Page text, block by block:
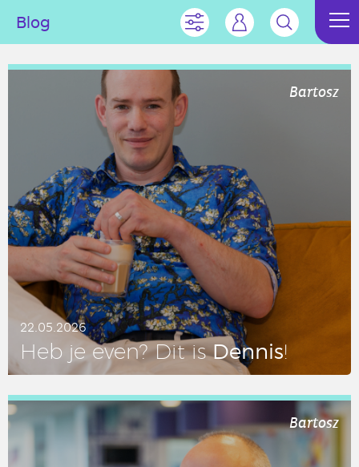
Blog
Bartosz
22.05.2026
Heb je even? Dit isDennis!
LEES DIT ARTIKEL
Bartosz